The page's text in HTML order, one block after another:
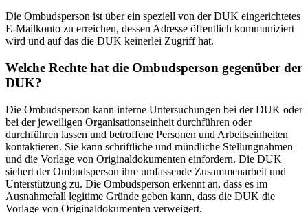
Die Ombudsperson ist über ein speziell von der DUK eingerichtetes
E-Mailkonto zu erreichen, dessen Adresse öffentlich kommuniziert
wird und auf das die DUK keinerlei Zugriff hat.
Welche Rechte hat die Ombudsperson gegenüber der
DUK?
Die Ombudsperson kann interne Untersuchungen bei der DUK oder
bei der jeweiligen Organisationseinheit durchführen oder
durchführen lassen und betroffene Personen und Arbeitseinheiten
kontaktieren. Sie kann schriftliche und mündliche Stellungnahmen
und die Vorlage von Originaldokumenten einfordern. Die DUK
sichert der Ombudsperson ihre umfassende Zusammenarbeit und
Unterstützung zu. Die Ombudsperson erkennt an, dass es im
Ausnahmefall legitime Gründe geben kann, dass die DUK die
Vorlage von Originaldokumenten verweigert.